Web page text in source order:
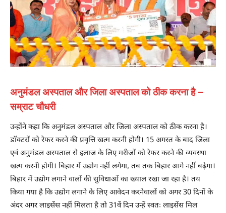
अनुमंडल अस्पताल और जिला अस्पताल को ठीक करना है –
सम्राट चौधरी
उन्होंने कहा कि अनुमंडल अस्पताल और जिला अस्पताल को ठीक करना है।
डॉक्टरों को रेफर करने की प्रवृत्ति खत्म करनी होगी। 15 अगस्त के बाद जिला
एवं अनुमंडल अस्पताल से इलाज के लिए मरीजों को रेफर करने की व्यवस्था
खत्म करनी होगी। बिहार में उद्योग नहीं लगेगा, तब तक बिहार आगे नहीं बढ़ेगा।
बिहार में उद्योग लगाने वालों की सुविधाओं का ख्याल रखा जा रहा है। तय
किया गया है कि उद्योग लगाने के लिए आवेदन करनेवालों को अगर 30 दिनों के
अंदर अगर लाइसेंस नहीं मिलता है तो 31वें दिन उन्हें स्वतः लाइसेंस मिल